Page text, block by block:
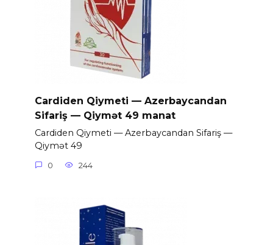
Cardiden Qiymeti — Azerbaycandan
Sifariş — Qiymət 49 manat
Cardiden Qiymeti — Azerbaycandan Sifariş —
Qiymət 49
0 244